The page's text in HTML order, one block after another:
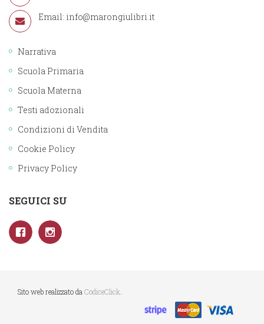
Email: info@marongiulibri.it
Narrativa
Scuola Primaria
Scuola Materna
Testi adozionali
Condizioni di Vendita
Cookie Policy
Privacy Policy
SEGUICI SU
Sito web realizzato da CodiceClick